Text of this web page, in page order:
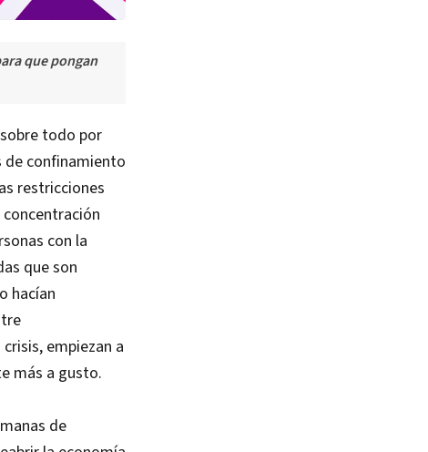
que pongan
todo por
de confinamiento
restricciones
con la
que son
hacían
empiezan a
más a gusto.
de